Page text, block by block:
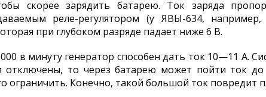
скорее зарядить батарею. Ток заряда
реле-регулятором (у ЯВЫ-634,
при глубоком разряде падает ниже 6 В.
в минуту генератор способен дать ток 10—11 А.
отключены, то через батарею может пойти ток до
ограничить. Конечно, такой большой ток повредит